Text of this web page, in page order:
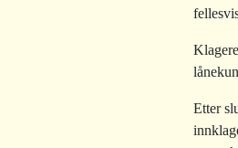
Etter